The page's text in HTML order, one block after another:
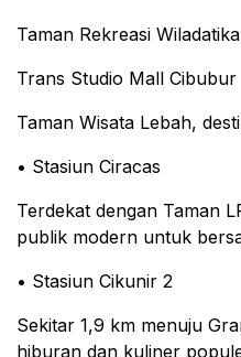
Taman Rekreasi
Trans Studio Mall Cibubur
Taman Wisata Lebah,
• Stasiun Ciracas
Terdekat dengan Taman
publik modern untuk
• Stasiun Cikunir 2
Sekitar 1,9 km menuju
hiburan dan kuliner